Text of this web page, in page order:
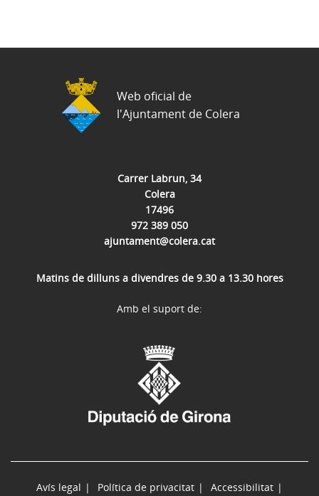
Carrer Labrun, 34
Colera
17496
972 389 050
ajuntament@colera.cat
Matins de dilluns a divendres de 9.30 a 13.30 hores
Web oficial de
l'Ajuntament de Colera
Avís legal Política de privacitat Accessibilitat
Amb el suport de: